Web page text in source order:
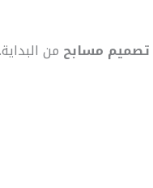
تصميم مسابح من البداية.